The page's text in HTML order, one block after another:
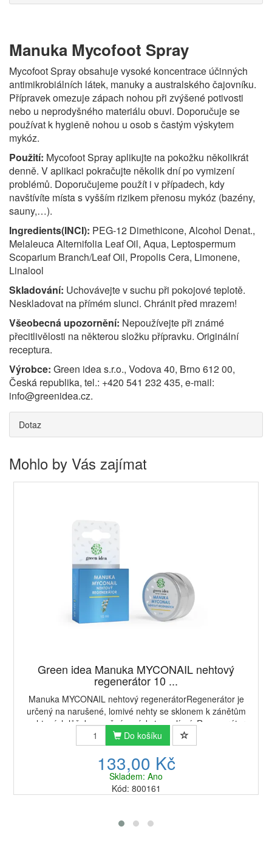
Manuka Mycofoot Spray
Mycofoot Spray obsahuje vysoké koncentrace účinných
antimikrobiálních látek, manuky a australského čajovníku.
Přípravek omezuje zápach nohou při zvýšené potivosti
nebo u neprodyšného materiálu obuvi. Doporučuje se
používat k hygieně nohou u osob s častým výskytem
mykóz.
Použití: Mycofoot Spray aplikujte na pokožku několikrát
denně. V aplikaci pokračujte několik dní po vymizení
problémů. Doporučujeme použít i v případech, kdy
navštívíte místa s vyšším rizikem přenosu mykóz (bazény,
sauny,…).
Ingredients(INCI): PEG-12 Dimethicone, Alcohol Denat.,
Melaleuca Alternifolia Leaf Oil, Aqua, Leptospermum
Scoparium Branch/Leaf Oil, Propolis Cera, Limonene,
Linalool
Skladování: Uchovávejte v suchu při pokojové teplotě.
Neskladovat na přímém slunci. Chránit před mrazem!
Všeobecná upozornění: Nepoužívejte při známé
přecitlivělosti na některou složku přípravku. Originální
receptura.
Výrobce: Green idea s.r.o., Vodova 40, Brno 612 00,
Česká republika, tel.: +420 541 232 435, e-mail:
info@greenidea.cz.
Dotaz
Mohlo by Vás zajímat
Green idea Manuka MYCONAIL nehtový
regenerátor 10 ...
Manuka MYCONAIL nehtový regenerátorRegenerátor je
určený na narušené, lomivé nehty se sklonem k zánětům
nehtových lůžek s možným výskytem plísní. Regenerátor
příznivě ovlivňuje stav nehtů, zvyšuje jej...
Do košíku
133,00 Kč
Skladem: Ano
Kód: 800161